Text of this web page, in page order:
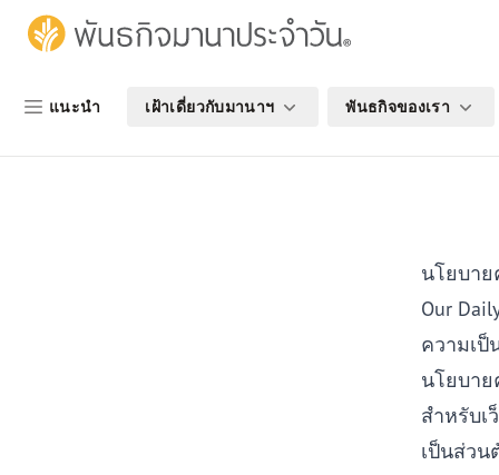
Skip Nav
พันธกิจมานาประจำวัน | รักพระเจ้ารักผู้อื่น
แนะนำ เฝ้าเดี่ยวกับมานาฯ พันธกิจของเรา
นโยบาย
Our
ความเป็
นโยบาย
สำหรับเ
เป็นส่วน